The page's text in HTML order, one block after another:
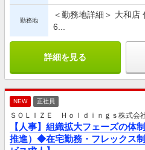
勤務地
＜勤務地詳細＞ 大和店
6...
詳細を見る
NEW 正社員
ＳＯＬＩＺＥ Ｈｏｌｄｉｎｇｓ株式会
【人事】組織拡大フェーズの体
推進）◆在宅勤務・フレックス